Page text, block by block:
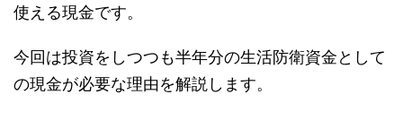
使える現金です。
今回は投資をしつつも半年分の生活防衛資金として
の現金が必要な理由を解説します。